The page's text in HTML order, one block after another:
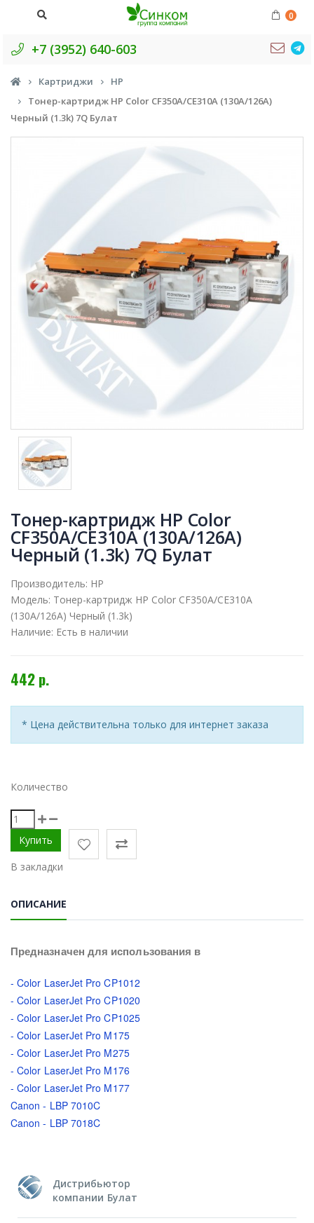
0
+7 (3952) 640-603
Картриджи
HP
Тонер-картридж HP Color CF350A/CE310A (130A/126A)
Черный (1.3k) 7Q Булат
Тонер-картридж HP Color
CF350A/CE310A (130A/126A)
Черный (1.3k) 7Q Булат
Производитель: HP
Модель: Тонер-картридж HP Color CF350A/CE310A
(130A/126A) Черный (1.3k)
Наличие: Есть в наличии
442 р.
* Цена действительна только для интернет заказа
Количество
В закладки
ОПИСАНИЕ
Предназначен для использования в
- Color LaserJet Pro CP1012
- Color LaserJet Pro CP1020
- Color LaserJet Pro CP1025
- Color LaserJet Pro M175
- Color LaserJet Pro M275
- Color LaserJet Pro M176
- Color LaserJet Pro M177
Canon - LBP 7010C
Canon - LBP 7018C
Дистрибьютор
компании Булат